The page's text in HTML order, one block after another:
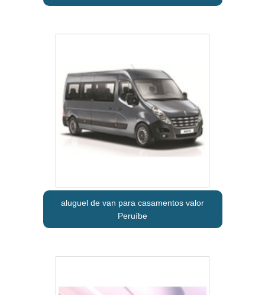
aluguel de van para casamentos valor
Peruíbe